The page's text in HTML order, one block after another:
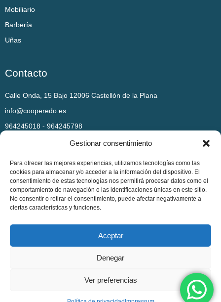
Gestionar consentimiento
Para ofrecer las mejores experiencias, utilizamos tecnologías como las
cookies para almacenar y/o acceder a la información del dispositivo. El
consentimiento de estas tecnologías nos permitirá procesar datos como el
comportamiento de navegación o las identificaciones únicas en este sitio.
No consentir o retirar el consentimiento, puede afectar negativamente a
ciertas características y funciones.
Aceptar
Denegar
Ver preferencias
Mobiliario
Barbería
Uñas
Contacto
Calle Onda, 15 Bajo 12006 Castellón de la Plana
info@cooperedo.es
964245018 - 964245798
AYUDAS AL FOMENTO DE LA CONTRATACIÓN LABORAL
Política de cookies
Condiciones generales de venta
Copyright © 2025. Todos los derechos reservados.